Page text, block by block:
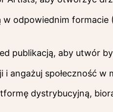
odpowiednim formacie
publikacją, aby utwór
angażuj społeczność w
dystrybucyjną,